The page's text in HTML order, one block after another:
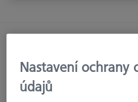
Zpět na
Nastavení ochrany
údajů